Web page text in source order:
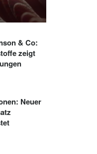
& Co:
zeigt
Neuer